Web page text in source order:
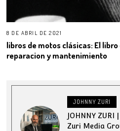
8 DE ABRIL DE 2021
libros de motos clásicas: El libro
reparacion y mantenimiento
JOHNNY ZURI
JOHNNY
Zuri Media